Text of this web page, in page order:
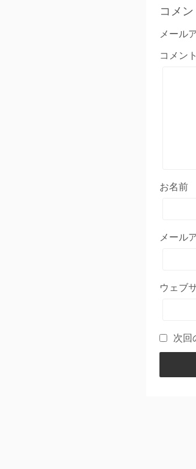
コメ
メール
コメン
お名前
メール
ウェブ
次回